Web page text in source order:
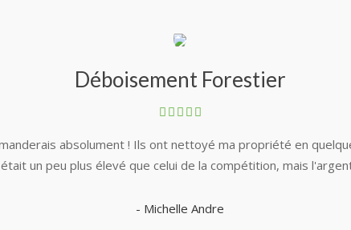
Déboisement Forestier
absolument ! Ils ont nettoyé ma propriété en
un peu plus élevé que celui de la compétition, mais
- Michelle Andre